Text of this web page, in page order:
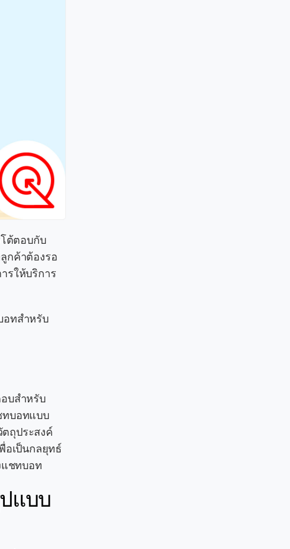
ต้ตอบกับ
กค้าต้องรอ
รให้บริการ
อทสำหรับ
บสำหรับ
ทบอทแบบ
ถุประสงค์
อเป็นกลยุทธ์
แชทบอท
แบบ